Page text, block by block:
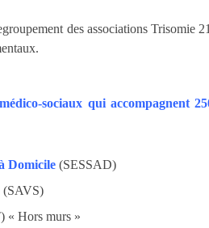
des associations Trisomie
sociaux qui accompagnent
Domicile (SESSAD)
(SAVS)
« Hors murs »